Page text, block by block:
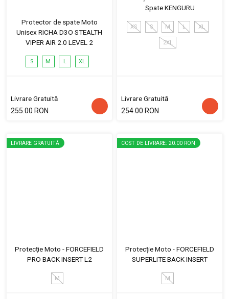
Protector de spate Moto
Unisex RICHA D3O STEALTH
VIPER AIR 2.0 LEVEL 2
S M L XL
Livrare Gratuită
255.00 RON
Spate KENGURU
XS S M L XL
2XL
Livrare Gratuită
254.00 RON
LIVRARE GRATUITĂ
Protecție Moto - FORCEFIELD
PRO BACK INSERT L2
M
COST DE LIVRARE: 20.00 RON
Protecție Moto - FORCEFIELD
SUPERLITE BACK INSERT
M